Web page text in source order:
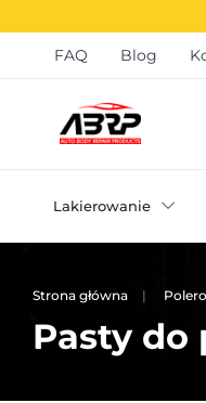
FAQ Blog
Lakierowanie
Strona główna
Pasty